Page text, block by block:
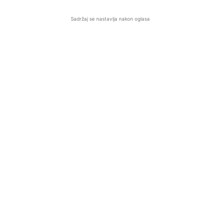
Sadržaj se nastavlja nakon oglasa